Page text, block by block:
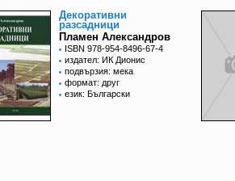
Декоративни
разсадници
Пламен Александров
ISBN 978-954-8496-67-4
издател: ИК Дионис
подвързия: мека
формат: друг
език: Български